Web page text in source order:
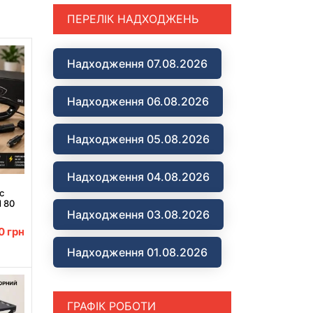
80
грн
ПЕРЕЛІК НАДХОДЖЕНЬ
Надходження 07.08.2026
Надходження 06.08.2026
Надходження 05.08.2026
Надходження 04.08.2026
Надходження 03.08.2026
Надходження 01.08.2026
ГРАФІК РОБОТИ